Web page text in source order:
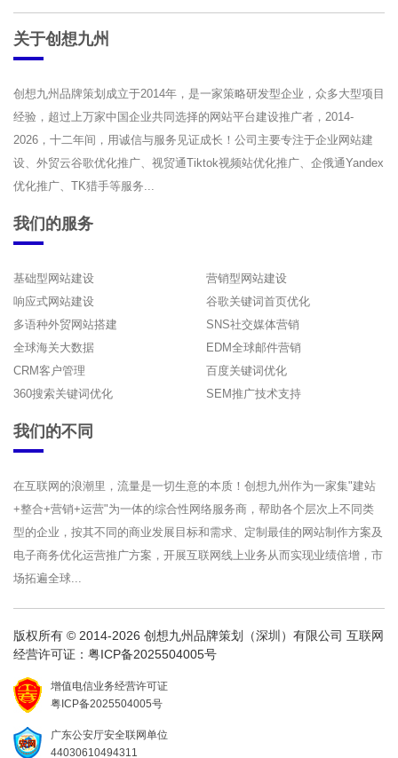
关于创想九州
创想九州品牌策划成立于2014年，是一家策略研发型企业，众多大型项目
经验，超过上万家中国企业共同选择的网站平台建设推广者，2014-
2026，十二年间，用诚信与服务见证成长！公司主要专注于企业网站建
设、外贸云谷歌优化推广、视贸通Tiktok视频站优化推广、企俄通Yandex
优化推广、TK猎手等服务...
我们的服务
基础型网站建设
营销型网站建设
响应式网站建设
谷歌关键词首页优化
多语种外贸网站搭建
SNS社交媒体营销
全球海关大数据
EDM全球邮件营销
CRM客户管理
百度关键词优化
360搜索关键词优化
SEM推广技术支持
我们的不同
在互联网的浪潮里，流量是一切生意的本质！创想九州作为一家集"建站
+整合+营销+运营"为一体的综合性网络服务商，帮助各个层次上不同类
型的企业，按其不同的商业发展目标和需求、定制最佳的网站制作方案及
电子商务优化运营推广方案，开展互联网线上业务从而实现业绩倍增，市
场拓遍全球...
版权所有 © 2014-2026 创想九州品牌策划（深圳）有限公司 互联网
经营许可证： 粤ICP备2025504005号
增值电信业务经营许可证
粤ICP备2025504005号
广东公安厅安全联网单位
44030610494311